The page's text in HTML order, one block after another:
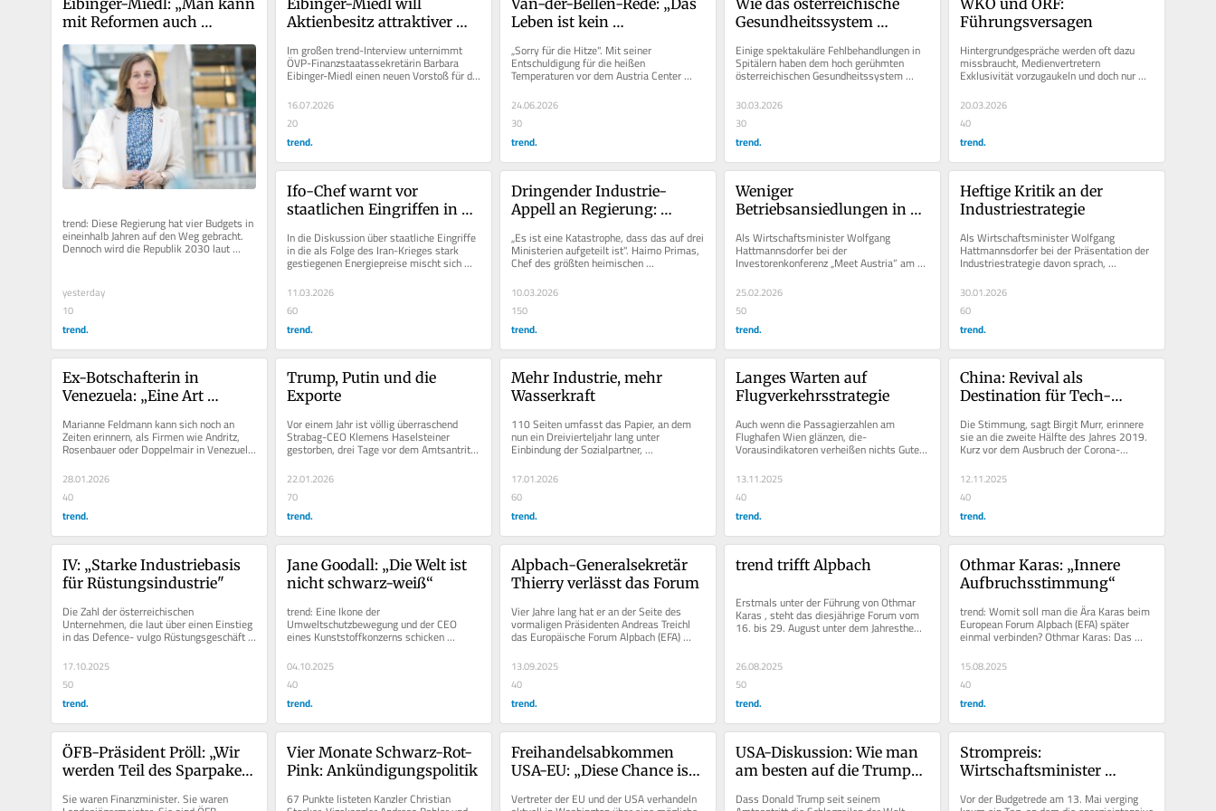
mit Reformen auch
trend: Diese Regierung hat vier Budgets in
eineinhalb Jahren auf den Weg gebracht.
Dennoch wird die Republik 2030 laut
Fiskalrat die höchste...
yesterday
10
trend.
Aktienbesitz attraktiver
Im großen trend-Interview unternimmt
ÖVP-Finanzstaatassekretärin Barbara
Eibinger-Miedl einen neuen Vorstoß für die
Wiedereinführung der...
16.07.2026
20
trend.
Leben ist kein
„Sorry für die Hitze". Mit seiner
Entschuldigung für die heißen
Temperaturen vor dem Austria Center
Vienna war Alexander Van der Bellen am...
24.06.2026
30
trend.
Gesundheitssystem
Einige spektakuläre Fehlbehandlungen in
Spitälern haben dem hoch gerühmten
österreichischen Gesundheitssystem
30.03.2026
30
trend.
Führungsversagen
Hintergrundgespräche werden oft dazu
missbraucht, Medienvertretern
Exklusivität vorzugaukeln und doch nur
vordergründige Botschaften zu
platzieren....
20.03.2026
40
trend.
Ifo-Chef warnt vor
staatlichen Eingriffen in
In die Diskussion über staatliche Eingriffe
in die als Folge des Iran-Krieges stark
gestiegenen Energiepreise mischt sich
jetzt auch Clemens Fuest...
11.03.2026
60
trend.
Dringender Industrie-
Appell an Regierung:
„Es ist eine Katastrophe, dass das auf drei
Ministerien aufgeteilt ist". Haimo Primas,
Chef des größten heimischen
Zementherstellers Holcim...
10.03.2026
150
trend.
Weniger
Betriebsansiedlungen in
Als Wirtschaftsminister Wolfgang
Hattmannsdorfer bei der
Investorenkonferenz „Meet Austria“ am
11. Februar in Schloss Schönbrunn stolz...
25.02.2026
50
trend.
Heftige Kritik an der
Industriestrategie
Als Wirtschaftsminister Wolfgang
Hattmannsdorfer bei der Präsentation der
Industriestrategie davon sprach,
Industriezweige wie die Papierindustrie...
30.01.2026
60
trend.
Ex-Botschafterin in
Venezuela: „Eine Art
Marianne Feldmann kann sich noch an
Zeiten erinnern, als Firmen wie Andritz,
Rosenbauer oder Doppelmair in Venezuela
tätig waren. Feldmann war von...
28.01.2026
40
trend.
Trump, Putin und die
Exporte
Vor einem Jahr ist völlig überraschend
Strabag-CEO Klemens Haselsteiner
gestorben, drei Tage vor dem Amtsantritt
von Donald Trump in den USA. In...
22.01.2026
70
trend.
Mehr Industrie, mehr
Wasserkraft
110 Seiten umfasst das Papier, an dem
nun ein Dreivierteljahr lang unter
Einbindung der Sozialpartner,
Förderagenturen und
Forschungsgesellschaften...
17.01.2026
60
trend.
Langes Warten auf
Flugverkehrsstrategie
Auch wenn die Passagierzahlen am
Flughafen Wien glänzen, die ­
Vorausindikatoren verheißen nichts Gutes.
13.11.2025
40
trend.
China: Revival als
Destination für Tech-
Die Stimmung, sagt Birgit Murr, erinnere
sie an die zweite Hälfte des Jahres 2019.
Kurz vor dem Ausbruch der Corona-
12.11.2025
40
trend.
IV: „Starke Industriebasis
für Rüstungsindustrie"
Die Zahl der österreichischen
Unternehmen, die laut über einen Einstieg
in das Defence- vulgo Rüstungsgeschäft
nachdenken, wird immer länger. Im...
17.10.2025
50
trend.
Jane Goodall: „Die Welt ist
nicht schwarz-weiß“
trend: Eine Ikone der
Umweltschutzbewegung und der CEO
eines Kunststoffkonzerns schicken
Sind Sie nicht eine...
04.10.2025
40
trend.
Alpbach-Generalsekretär
Thierry verlässt das Forum
Vier Jahre lang hat er an der Seite des
vormaligen Präsidenten Andreas Treichl
das Europäische Forum Alpbach (EFA)
umgebaut: mehr...
13.09.2025
40
trend.
trend trifft Alpbach
Erstmals unter der Führung von Othmar
Karas , steht das diesjährige Forum vom
16. bis 29. August unter dem Jahresthema
„Recharge Europe“. Dabei...
26.08.2025
50
trend.
Othmar Karas: „Innere
Aufbruchsstimmung“
trend: Womit soll man die Ära Karas beim
European Forum Alpbach (EFA) später
einmal verbinden? Othmar Karas: Das
15.08.2025
40
trend.
ÖFB-Präsident Pröll: „Wir
werden Teil des Sparpakets
Sie waren Finanzminister. Sie waren
Vier Monate Schwarz-Rot-
Pink: Ankündigungspolitik
67 Punkte listeten Kanzler Christian
Freihandelsabkommen
USA-EU: „Diese Chance ist
Vertreter der EU und der USA verhandeln
USA-Diskussion: Wie man
am besten auf die Trump-
Dass Donald Trump seit seinem
Strompreis:
Wirtschaftsminister
Vor der Budgetrede am 13. Mai verging